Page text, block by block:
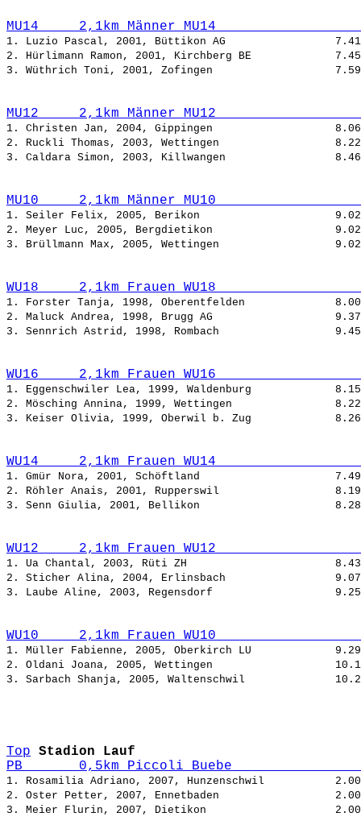
MU14     2,1km Männer MU14
1. Luzio Pascal, 2001, Büttikon AG
2. Hürlimann Ramon, 2001, Kirchberg BE
3. Wüthrich Toni, 2001, Zofingen
MU12     2,1km Männer MU12
1. Christen Jan, 2004, Gippingen
2. Ruckli Thomas, 2003, Wettingen
3. Caldara Simon, 2003, Killwangen
MU10     2,1km Männer MU10
1. Seiler Felix, 2005, Berikon
2. Meyer Luc, 2005, Bergdietikon
3. Brüllmann Max, 2005, Wettingen
WU18     2,1km Frauen WU18
1. Forster Tanja, 1998, Oberentfelden
2. Maluck Andrea, 1998, Brugg AG
3. Sennrich Astrid, 1998, Rombach
WU16     2,1km Frauen WU16
1. Eggenschwiler Lea, 1999, Waldenburg
2. Mösching Annina, 1999, Wettingen
3. Keiser Olivia, 1999, Oberwil b. Zug
WU14     2,1km Frauen WU14
1. Gmür Nora, 2001, Schöftland
2. Röhler Anais, 2001, Rupperswil
3. Senn Giulia, 2001, Bellikon
WU12     2,1km Frauen WU12
1. Ua Chantal, 2003, Rüti ZH
2. Sticher Alina, 2004, Erlinsbach
3. Laube Aline, 2003, Regensdorf
WU10     2,1km Frauen WU10
1. Müller Fabienne, 2005, Oberkirch LU
2. Oldani Joana, 2005, Wettingen
3. Sarbach Shanja, 2005, Waltenschwil
Top
Stadion Lauf
PB       0,5km Piccoli Buebe
1. Rosamilia Adriano, 2007, Hunzenschwil
2. Oster Petter, 2007, Ennetbaden
3. Meier Flurin, 2007, Dietikon